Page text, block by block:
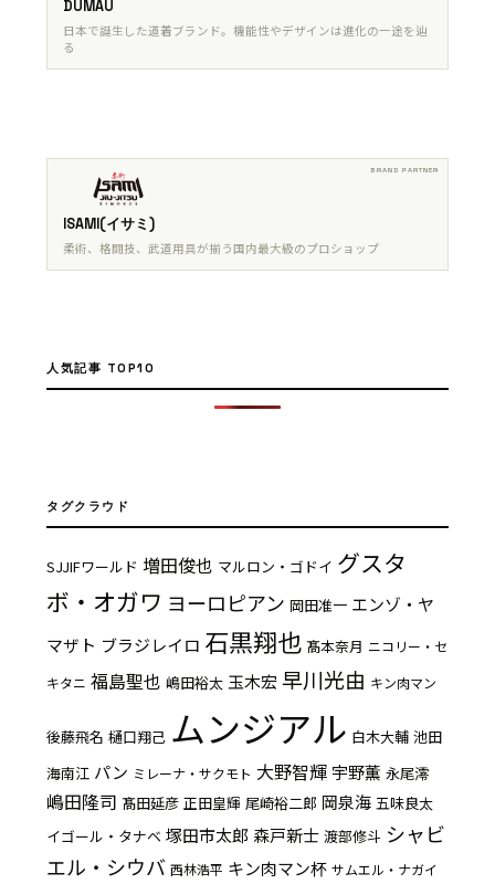
DUMAU
日本で誕生した道着ブランド。機能性やデザインは進化の一途を辿
る
ISAMI(イサミ)
柔術、格闘技、武道用具が揃う国内最大級のプロショップ
人気記事 TOP10
タグクラウド
SJJIFワールド 増田俊也 マルロン・ゴドイ グスタ
ボ・オガワ ヨーロピアン 岡田准一 エンゾ・ヤ
マザト ブラジレイロ 石黒翔也 髙本奈月 ニコリー・セ
キタニ 福島聖也 嶋田裕太 玉木宏早川光由 キン肉マン
後藤飛名 樋口翔己 ムンジアル 白木大輔 池田
海南江 パン ミレーナ・サクモト 大野智輝 宇野薫 永尾澪
嶋田隆司 髙田延彦 正田皇輝 尾崎裕二郎 岡泉海 五味良太
イゴール・タナベ 塚田市太郎 森戸新士 渡部修斗 シャビ
エル・シウバ 西林浩平 キン肉マン杯 サムエル・ナガイ